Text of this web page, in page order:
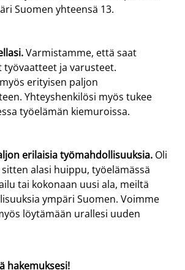
Suomen yhteensä 13.
Varmistamme, että saat
työvaatteet ja varusteet.
erityisen paljon
Yhteyshenkilösi myös tukee
työelämän kiemuroissa.
erilaisia työmahdollisuuksia. Oli
alasi huippu, työelämässä
tai kokonaan uusi ala, meiltä
ympäri Suomen. Voimme
löytämään urallesi uuden
hakemuksesi!